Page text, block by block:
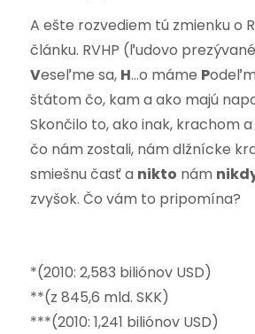
A ešte rozvediem tú zmienku o
článku. RVHP (ľudovo prezývané
Veseľme sa, H…o máme P
štátom čo, kam a ako majú
Skončilo to, ako inak, krachom a
čo nám zostali, nám dlžnícke
smiešnu časť a nikto nám
zvyšok. Čo vám to pripomína?
*(2010: 2,583 biliónov USD)
**(z 845,6 mld. SKK)
***(2010: 1,241 biliónov USD)